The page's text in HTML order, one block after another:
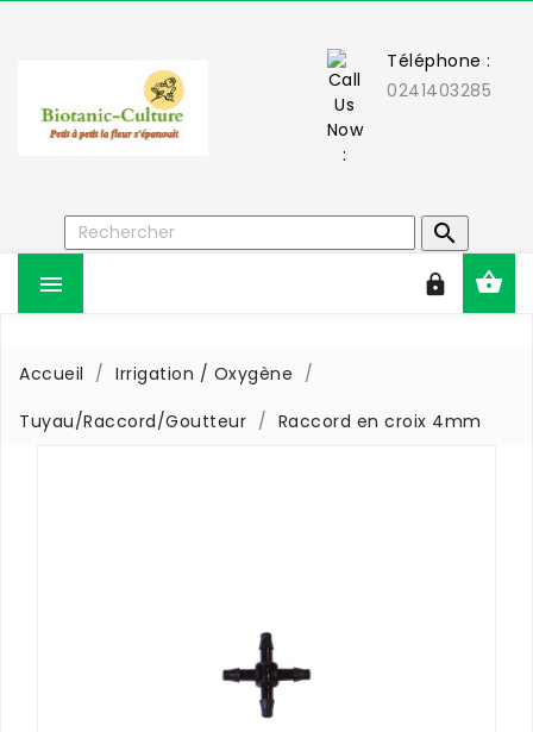
Téléphone :
0241403285



Accueil
Irrigation / Oxygène
Tuyau/Raccord/Goutteur
Raccord en croix 4mm